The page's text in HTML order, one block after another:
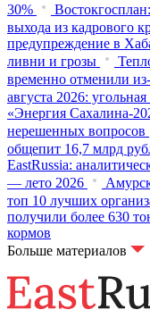
30%
выхода из кадрового
предупреждение в
ливни и грозы
временно отменили
августа 2026:
«Энергия Сахалина-
нерешенных вопросов
общепит 16,7 млрд
EastRussia:
— лето 2026
топ 10 лучших
получили более 630
кормов
Больше материалов